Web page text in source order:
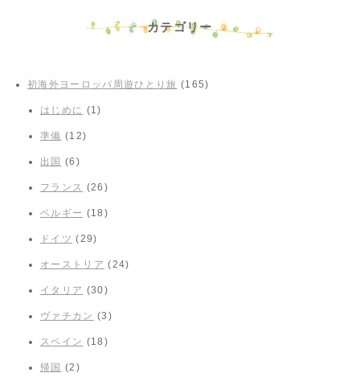
カテゴリー
初海外ヨーロッパ周遊ひとり旅 (165)
はじめに (1)
準備 (12)
出国 (6)
フランス (26)
ベルギー (18)
ドイツ (29)
オーストリア (24)
イタリア (30)
ヴァチカン (3)
スペイン (18)
帰国 (2)